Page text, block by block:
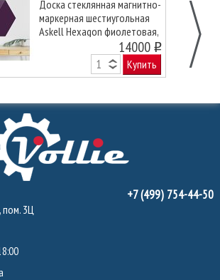
Доска стеклянная магнитно-
маркерная шестиугольная
Askell Hexagon фиолетовая,
14000 o
Купить
пом. 3Ц
+7 (499) 754-44-50